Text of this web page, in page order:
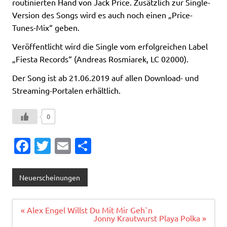
routinierten Hand von Jack Price. Zusätzlich zur Single-
Version des Songs wird es auch noch einen „Price-
Tunes-Mix“ geben.
Veröffentlicht wird die Single vom erfolgreichen Label
„Fiesta Records“ (Andreas Rosmiarek, LC 02000).
Der Song ist ab 21.06.2019 auf allen Download- und
Streaming-Portalen erhältlich.
0
Fa
e
b
o
T
it
te
r
E
ai
l
n
Neuerscheinungen
Beitragsnavigation
« Alex Engel Willst Du Mit Mir Geh`n
Jonny Krautwurst Playa Polka »